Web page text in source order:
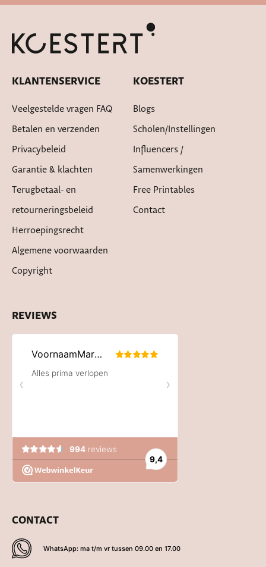
KLANTENSERVICE
Veelgestelde vragen FAQ
Betalen en verzenden
Privacybeleid
Garantie & klachten
Terugbetaal- en
retourneringsbeleid
Herroepingsrecht
Algemene voorwaarden
Copyright
KOESTERT
Blogs
Scholen/instellingen
Influencers /
Samenwerkingen
Free Printables
Contact
REVIEWS
CONTACT
WhatsApp: ma t/m vr tussen 09.00 en 17.00